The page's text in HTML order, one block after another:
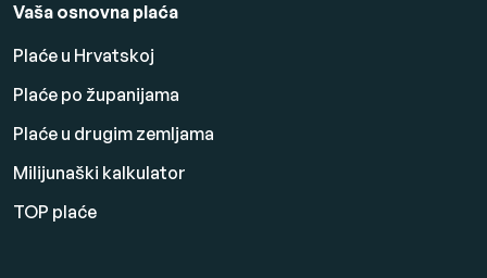
Vaša osnovna plaća
Plaće u Hrvatskoj
Plaće po županijama
Plaće u drugim zemljama
Milijunaški kalkulator
TOP plaće